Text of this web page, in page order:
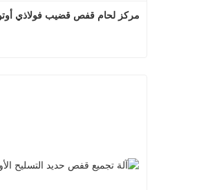
مركز لحام قفص قضيب فولاذي